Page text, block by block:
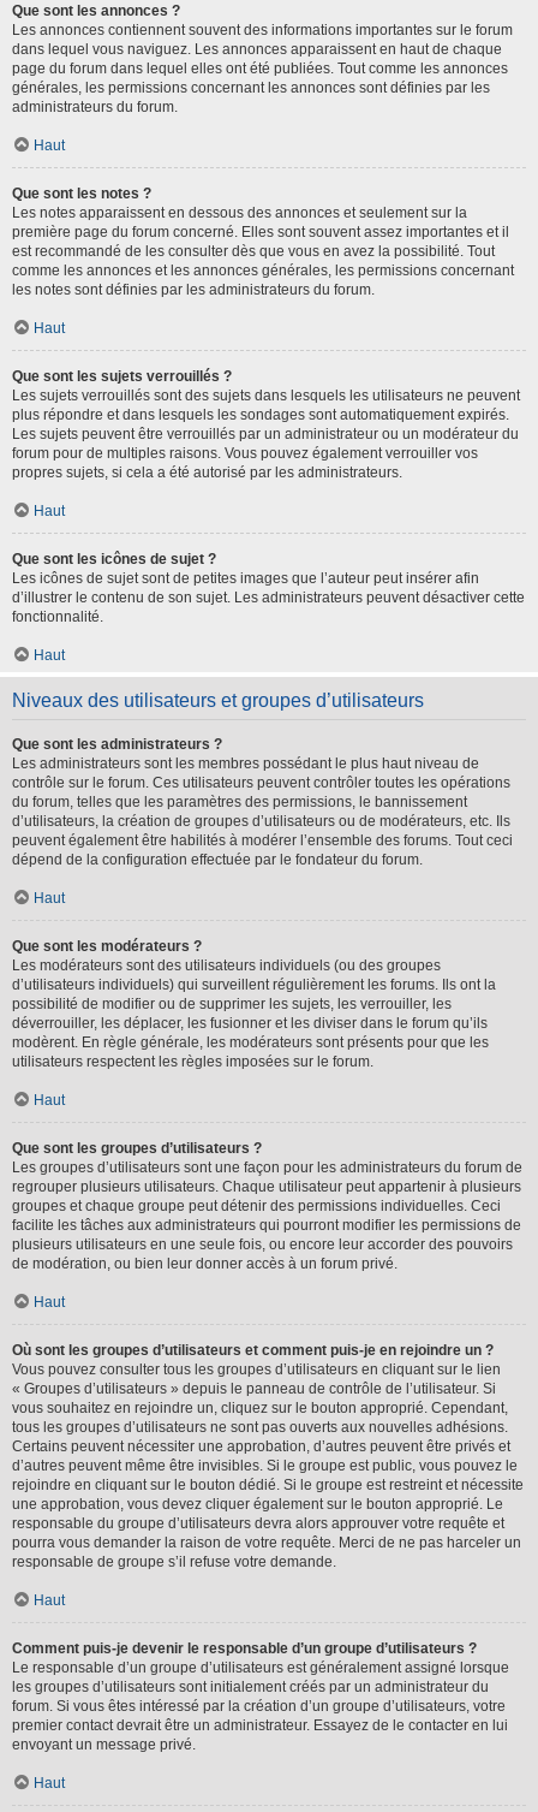
Que sont les annonces ?
Les annonces contiennent souvent des informations importantes sur le forum
dans lequel vous naviguez. Les annonces apparaissent en haut de chaque
page du forum dans lequel elles ont été publiées. Tout comme les annonces
générales, les permissions concernant les annonces sont définies par les
administrateurs du forum.
Haut
Que sont les notes ?
Les notes apparaissent en dessous des annonces et seulement sur la
première page du forum concerné. Elles sont souvent assez importantes et il
est recommandé de les consulter dès que vous en avez la possibilité. Tout
comme les annonces et les annonces générales, les permissions concernant
les notes sont définies par les administrateurs du forum.
Haut
Que sont les sujets verrouillés ?
Les sujets verrouillés sont des sujets dans lesquels les utilisateurs ne peuvent
plus répondre et dans lesquels les sondages sont automatiquement expirés.
Les sujets peuvent être verrouillés par un administrateur ou un modérateur du
forum pour de multiples raisons. Vous pouvez également verrouiller vos
propres sujets, si cela a été autorisé par les administrateurs.
Haut
Que sont les icônes de sujet ?
Les icônes de sujet sont de petites images que l’auteur peut insérer afin
d’illustrer le contenu de son sujet. Les administrateurs peuvent désactiver cette
fonctionnalité.
Haut
Niveaux des utilisateurs et groupes d’utilisateurs
Que sont les administrateurs ?
Les administrateurs sont les membres possédant le plus haut niveau de
contrôle sur le forum. Ces utilisateurs peuvent contrôler toutes les opérations
du forum, telles que les paramètres des permissions, le bannissement
d’utilisateurs, la création de groupes d’utilisateurs ou de modérateurs, etc. Ils
peuvent également être habilités à modérer l’ensemble des forums. Tout ceci
dépend de la configuration effectuée par le fondateur du forum.
Haut
Que sont les modérateurs ?
Les modérateurs sont des utilisateurs individuels (ou des groupes
d’utilisateurs individuels) qui surveillent régulièrement les forums. Ils ont la
possibilité de modifier ou de supprimer les sujets, les verrouiller, les
déverrouiller, les déplacer, les fusionner et les diviser dans le forum qu’ils
modèrent. En règle générale, les modérateurs sont présents pour que les
utilisateurs respectent les règles imposées sur le forum.
Haut
Que sont les groupes d’utilisateurs ?
Les groupes d’utilisateurs sont une façon pour les administrateurs du forum de
regrouper plusieurs utilisateurs. Chaque utilisateur peut appartenir à plusieurs
groupes et chaque groupe peut détenir des permissions individuelles. Ceci
facilite les tâches aux administrateurs qui pourront modifier les permissions de
plusieurs utilisateurs en une seule fois, ou encore leur accorder des pouvoirs
de modération, ou bien leur donner accès à un forum privé.
Haut
Où sont les groupes d’utilisateurs et comment puis-je en rejoindre un ?
Vous pouvez consulter tous les groupes d’utilisateurs en cliquant sur le lien
« Groupes d’utilisateurs » depuis le panneau de contrôle de l’utilisateur. Si
vous souhaitez en rejoindre un, cliquez sur le bouton approprié. Cependant,
tous les groupes d’utilisateurs ne sont pas ouverts aux nouvelles adhésions.
Certains peuvent nécessiter une approbation, d’autres peuvent être privés et
d’autres peuvent même être invisibles. Si le groupe est public, vous pouvez le
rejoindre en cliquant sur le bouton dédié. Si le groupe est restreint et nécessite
une approbation, vous devez cliquer également sur le bouton approprié. Le
responsable du groupe d’utilisateurs devra alors approuver votre requête et
pourra vous demander la raison de votre requête. Merci de ne pas harceler un
responsable de groupe s’il refuse votre demande.
Haut
Comment puis-je devenir le responsable d’un groupe d’utilisateurs ?
Le responsable d’un groupe d’utilisateurs est généralement assigné lorsque
les groupes d’utilisateurs sont initialement créés par un administrateur du
forum. Si vous êtes intéressé par la création d’un groupe d’utilisateurs, votre
premier contact devrait être un administrateur. Essayez de le contacter en lui
envoyant un message privé.
Haut